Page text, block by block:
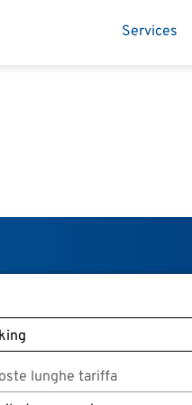
Services
lunghe tariffa